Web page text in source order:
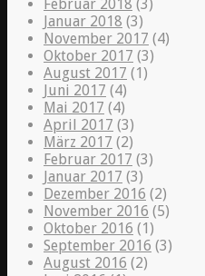
Februar 2018 (3)
Januar 2018 (3)
November 2017 (4)
Oktober 2017 (3)
August 2017 (1)
Juni 2017 (4)
Mai 2017 (4)
April 2017 (3)
März 2017 (2)
Februar 2017 (3)
Januar 2017 (3)
Dezember 2016 (2)
November 2016 (5)
Oktober 2016 (1)
September 2016 (3)
August 2016 (2)